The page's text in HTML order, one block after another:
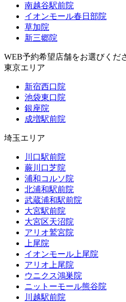
南越谷駅前院
イオンモール春日部院
草加院
新三郷院
WEB予約希望店舗をお選びくだ
東京エリア
新宿西口院
池袋東口院
銀座院
成増駅前院
埼玉エリア
川口駅前院
蕨川口芝院
浦和コルソ院
北浦和駅前院
武蔵浦和駅前院
大宮駅前院
大宮区天沼院
アリオ鷲宮院
上尾院
イオンモール上尾院
アリオ上尾院
ウニクス鴻巣院
ニットーモール熊谷院
川越駅前院